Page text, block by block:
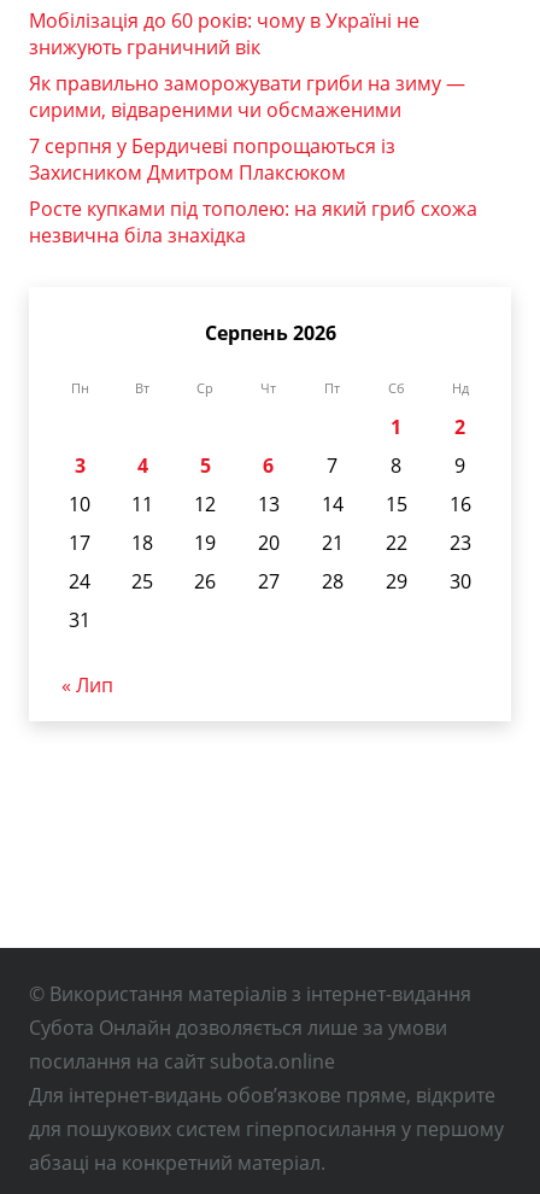
Мобілізація до 60 років: чому в Україні не
знижують граничний вік
Як правильно заморожувати гриби на зиму —
сирими, відвареними чи обсмаженими
7 серпня у Бердичеві попрощаються із
Захисником Дмитром Плаксюком
Росте купками під тополею: на який гриб схожа
незвична біла знахідка
Серпень 2026
Пн Вт Ср Чт Пт Сб Нд
1
2
3
4 5 6 7 8
9
10
11 12 13 14 15
16
17
18 19 20 21 22
23
24
25 26 27 28 29
30
31
« Лип
© Використання матеріалів з інтернет-видання
Субота Онлайн дозволяється лише за умови
посилання на сайт subota.online
Для інтернет-видань обов’язкове пряме, відкрите
для пошукових систем гіперпосилання у першому
абзаці на конкретний матеріал.